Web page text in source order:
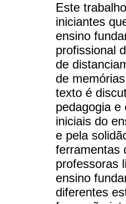
Este
iniciantes
ensino
profissional
de
de
texto é
pedagogia e
iniciais do
e pela
ferramentas
professoras
ensino
diferentes